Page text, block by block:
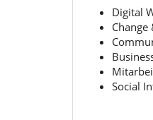
Digital
Social